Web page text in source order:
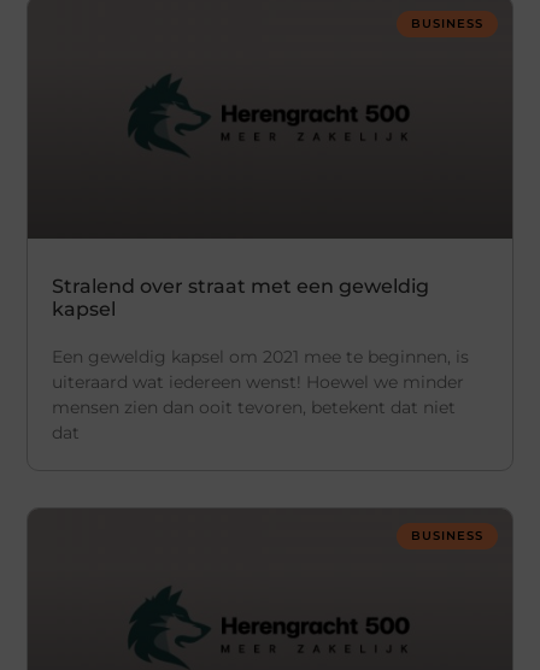
BUSINESS
Stralend over straat met een geweldig
kapsel
Een geweldig kapsel om 2021 mee te beginnen, is
uiteraard wat iedereen wenst! Hoewel we minder
mensen zien dan ooit tevoren, betekent dat niet
dat
BUSINESS